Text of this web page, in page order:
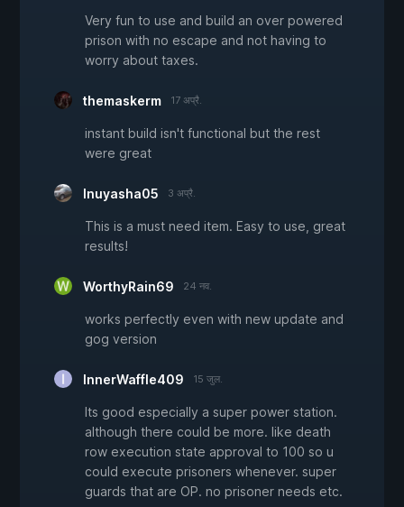
Very fun to use and build an over powered
prison with no escape and not having to
worry about taxes.
themaskerm 17 अप्रै.
instant build isn't functional but the rest
were great
Inuyasha05 3 अप्रै.
This is a must need item. Easy to use, great
results!
WorthyRain69 24 नव.
works perfectly even with new update and
gog version
InnerWaffle409 15 जुल.
Its good especially a super power station.
although there could be more. like death
row execution state approval to 100 so u
could execute prisoners whenever. super
guards that are OP. no prisoner needs etc.